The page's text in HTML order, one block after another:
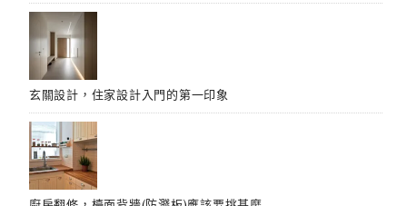
玄關設計，住家設計入門的第一印象